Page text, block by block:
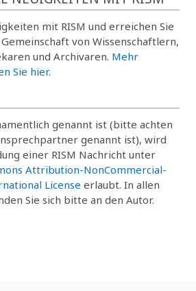
mit RISM und erreichen Sie
von Wissenschaftlern,
und Archivaren. Mehr
Sie hier.
genannt ist (bitte achten
genannt ist), wird
einer RISM Nachricht unter
Attribution-NonCommercial-
License erlaubt. In allen
Sie sich bitte an den Autor.